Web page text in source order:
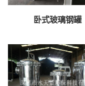
卧式玻璃钢罐